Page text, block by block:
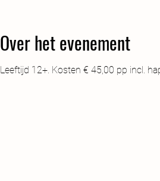
Over het evenement
Leeftijd 12+. Kosten € 45,00 pp incl.